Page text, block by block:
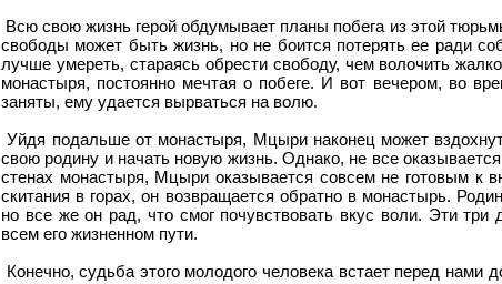
Всю свою жизнь герой обдумывает планы побега из этой
свободы может быть жизнь, но не боится потерять ее ради
лучше умереть, стараясь обрести свободу, чем волочить
монастыря, постоянно мечтая о побеге. И вот вечером, во
заняты, ему удается вырваться на волю.
Уйдя подальше от монастыря, Мцыри наконец может
свою родину и начать новую жизнь. Однако, не все
стенах монастыря, Мцыри оказывается совсем не готовым к
скитания в горах, он возвращается обратно в монастырь.
но все же он рад, что смог почувствовать вкус воли. Эти
всем его жизненном пути.
Конечно, судьба этого молодого человека встает перед нами